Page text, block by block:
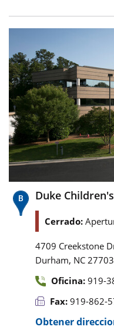
Duke
Cerrado:
4709 Creekstone
Durham, NC
Oficina: 919-
Fax: 919-862-
Obtener